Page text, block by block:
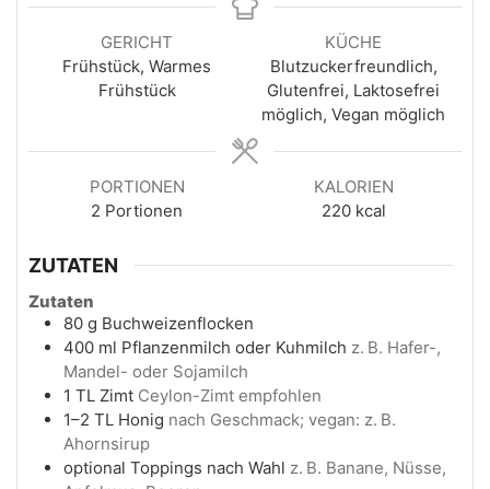
GERICHT
Frühstück, Warmes
Frühstück
KÜCHE
Blutzuckerfreundlich,
Glutenfrei, Laktosefrei
möglich, Vegan möglich
PORTIONEN
2 Portionen
KALORIEN
220 kcal
ZUTATEN
Zutaten
80 g Buchweizenflocken
400 ml Pflanzenmilch oder Kuhmilch z. B. Hafer-,
Mandel- oder Sojamilch
1 TL Zimt Ceylon-Zimt empfohlen
1–2 TL Honig nach Geschmack; vegan: z. B.
Ahornsirup
optional Toppings nach Wahl z. B. Banane, Nüsse,